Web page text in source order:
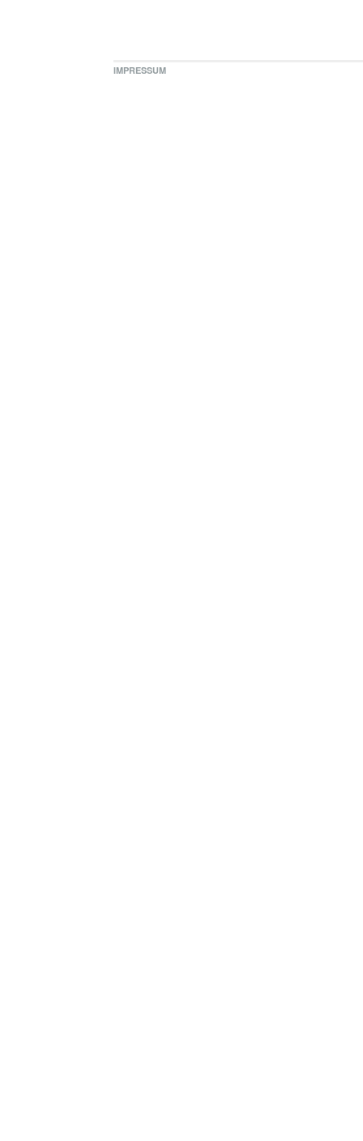
IMPRESSUM